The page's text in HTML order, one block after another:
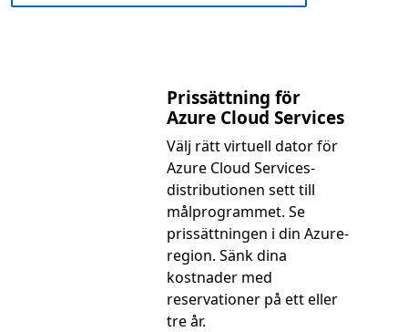
Prissättning för
Azure Cloud Services
Välj rätt virtuell dator för
Azure Cloud Services-
distributionen sett till
målprogrammet. Se
prissättningen i din Azure-
region. Sänk dina
kostnader med
reservationer på ett eller
tre år.